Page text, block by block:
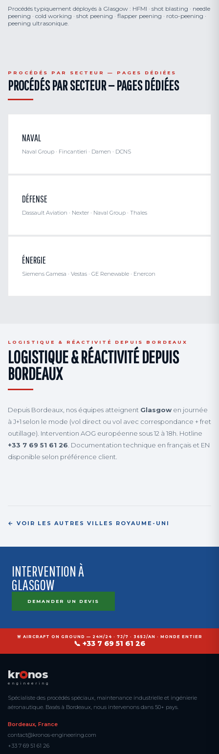
Procédés typiquement déployés à Glasgow : HFMI · shot blasting · needle
peening · cold working · shot peening · flapper peening · roto-peening ·
peening ultrasonique.
PROCÉDÉS PAR SECTEUR — PAGES DÉDIÉES
PROCÉDÉS PAR SECTEUR — PAGES DÉDIÉES
NAVAL
Naval Group · Fincantieri · Damen · DCNS
DÉFENSE
Dassault Aviation · Nexter · Naval Group · Thales
ÉNERGIE
Siemens Gamesa · Vestas · GE Renewable · Enercon
LOGISTIQUE & RÉACTIVITÉ DEPUIS BORDEAUX
LOGISTIQUE & RÉACTIVITÉ DEPUIS
BORDEAUX
Depuis Bordeaux, nos équipes atteignent Glasgow en journée
à J+1 selon le mode (vol direct ou vol avec correspondance + fret
outillage). Intervention AOG européenne sous 12 à 18h. Hotline
+33 7 69 51 61 26 . Documentation technique en français et EN
disponible selon préférence client.
← VOIR LES AUTRES VILLES ROYAUME-UNI
INTERVENTION À
GLASGOW
DEMANDER UN DEVIS
🚨 AIRCRAFT ON GROUND — 24H/24 · 7J/7 · 365J/AN · MONDE ENTIER
📞 +33 7 69 51 61 26
kr nos
engineering
Spécialiste des procédés spéciaux, maintenance industrielle et ingénierie
aéronautique. Basés à Bordeaux, nous intervenons dans 50+ pays.
Bordeaux, France
contact@kronos-engineering.com
+33 7 69 51 61 26